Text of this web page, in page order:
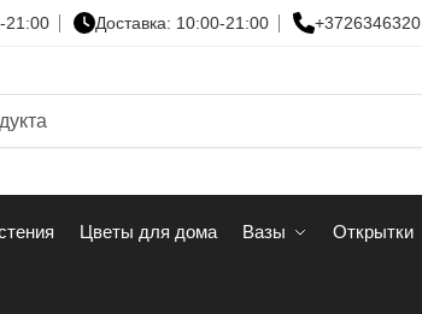
21:00 Доставка: 10:00-21:00 +3726346320
Цветы для дома Вазы Открытки